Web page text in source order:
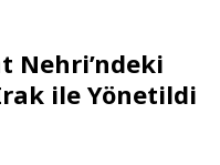
Nehri’ndeki
ile Yönetildi